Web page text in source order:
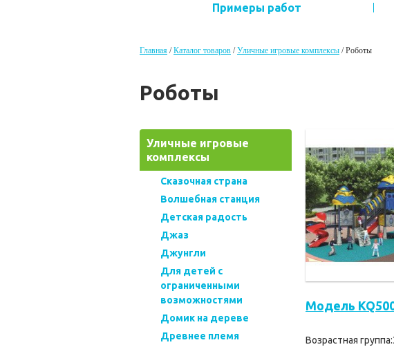
Примеры работ
Главная /Каталог товаров /Уличные игровые комплексы /Роботы
Роботы
Уличные игровые
комплексы
Cказочная страна
Волшебная станция
Детская радость
Джаз
Джунгли
Для детей с
ограниченными
возможностями
Домик на дереве
Древнее племя
Модель
Возрастная